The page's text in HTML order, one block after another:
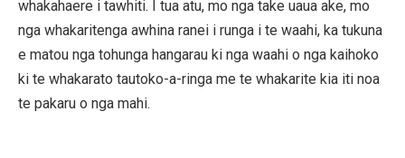
whakahaere i tawhiti. I tua atu, mo nga take uaua ake, mo
nga whakaritenga awhina ranei i runga i te waahi, ka tukuna
e matou nga tohunga hangarau ki nga waahi o nga kaihoko
ki te whakarato tautoko-a-ringa me te whakarite kia iti noa
te pakaru o nga mahi.